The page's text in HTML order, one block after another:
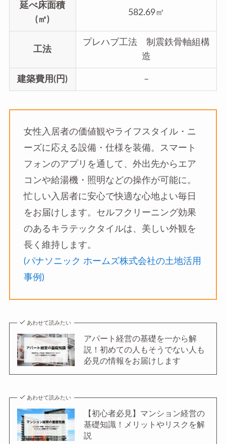
延べ床面積
(㎡)
582.69㎡
工法
プレハブ工法 制震鉄骨軸組構
造
建築費用(円) –
女性入居者の価値観やライフスタイル・ニ
ーズに応える設備・仕様を装備。スマート
フォンのアプリを通して、外出先からエア
コンや給湯機・照明などの操作が可能に。
忙しい入居者に安心で快適な心地よい毎日
をお届けします。セルフクリーニング効果
のあるキラテックタイルは、美しい外観を
長く維持します。
(パナソニック ホームズ株式会社の土地活用
事例)
あわせて読みたい
アパート経営の基礎を一から解
説！初めての人もそうでない人も
必見の情報をお届けします
あわせて読みたい
【初心者必見】マンション経営の
基礎知識！メリットやリスクを解
説